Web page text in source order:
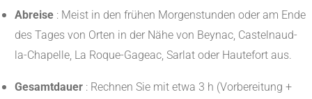
Abreise : Meist in den frühen Morgenstunden oder am Ende
des Tages von Orten in der Nähe von Beynac, Castelnaud-
la-Chapelle, La Roque-Gageac, Sarlat oder Hautefort aus.
Gesamtdauer : Rechnen Sie mit etwa 3 h (Vorbereitung +